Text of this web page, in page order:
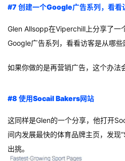
#7 创建一个Google广告系列，看看
Glen Allsopp在Viperchill上分享了
Google广告系列，看看访客是从哪些
如果你做的是再营销广告，这个办法
#8 使用Socail Bakers网站
这同样是Glen的一个分享，他打开
间内发展最快的体育品牌主页，发现
出挑。